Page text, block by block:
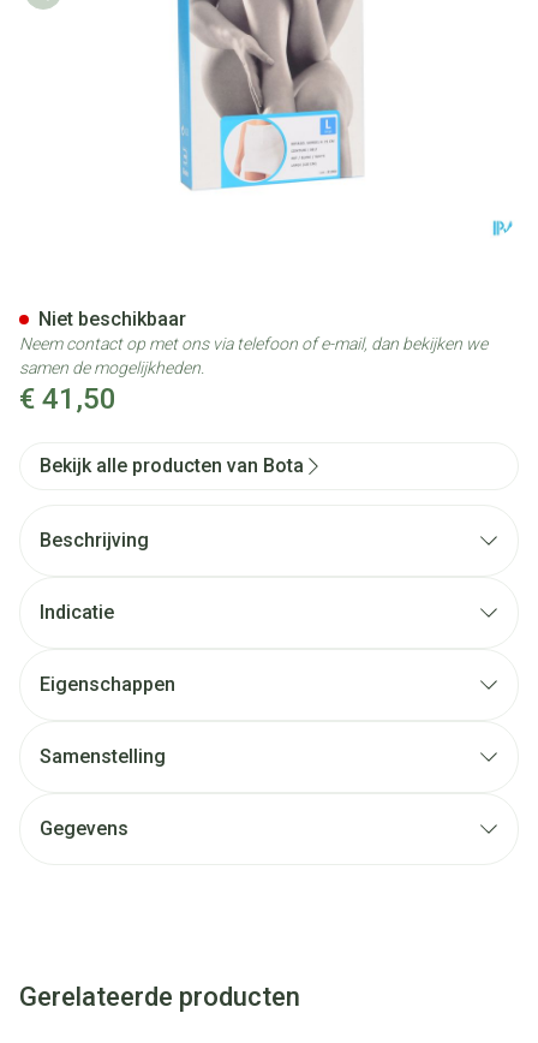
€ 41,50
Niet beschikbaar
Neem contact op met ons via telefoon of e-mail, dan bekijken we
samen de mogelijkheden.
Bekijk alle producten van Bota
Beschrijving
Indicatie
Eigenschappen
Samenstelling
Gegevens
Gerelateerde producten